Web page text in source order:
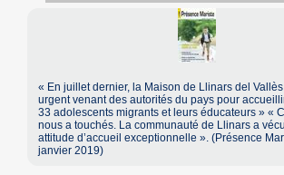
« En juillet dernier, la Maison de Llinars del
urgent venant des autorités du pays pour
33 adolescents migrants et leurs éducateurs » «
nous a touchés. La communauté de Llinars a
attitude d’accueil exceptionnelle ». (Présence
janvier 2019)